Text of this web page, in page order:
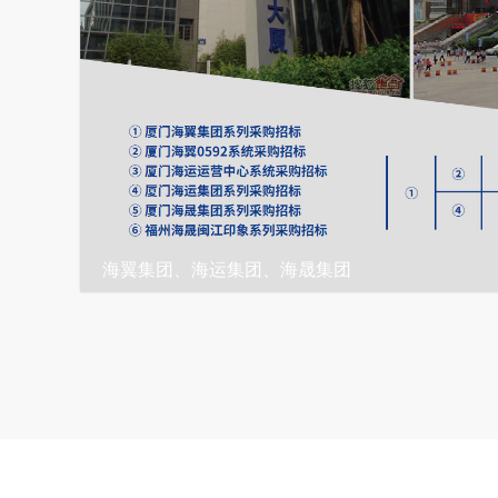
海翼集团、海运集团、海晟集团